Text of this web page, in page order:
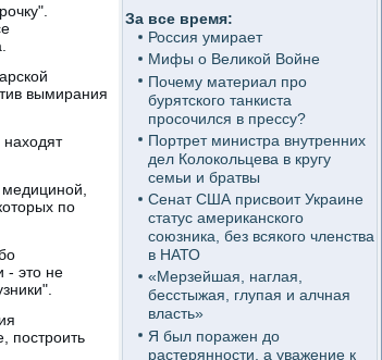
вымирания
по
- это не
построить
За все время:
Россия умирает
Мифы о Великой Войне
Почему материал про
бурятского танкиста
просочился в прессу?
Портрет министра внутренних
дел Колокольцева в кругу
семьи и братвы
Сенат США присвоит Украине
статус американского
союзника, без всякого членства
в НАТО
«Мерзейшая, наглая,
бесстыжая, глупая и алчная
власть»
Я был поражен до
растерянности, а уважение к